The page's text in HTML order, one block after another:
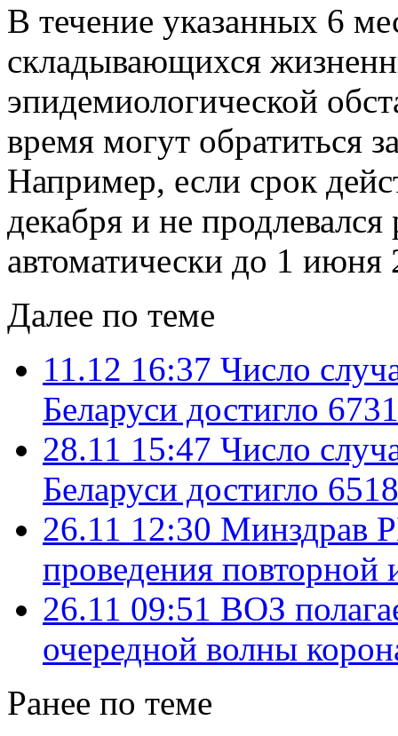
В течение указанных 6
складывающихся
эпидемиологической
время могут обратиться
Например, если срок
декабря и не
автоматически до 1 июня
Далее по теме
11.12 16:37 Число
Беларуси достигло
28.11 15:47 Число
Беларуси достигло
26.11 12:30 Минздрав
проведения повторной
26.11 09:51 ВОЗ
очередной волны
Ранее по теме